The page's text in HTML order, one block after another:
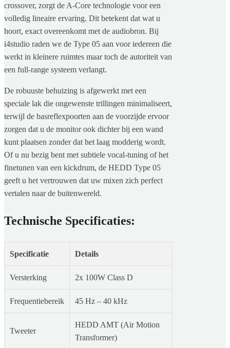
crossover, zorgt de A-Core technologie voor een
volledig lineaire ervaring. Dit betekent dat wat u
hoort, exact overeenkomt met de audiobron. Bij
i4studio raden we de Type 05 aan voor iedereen die
werkt in kleinere ruimtes maar toch de autoriteit van
een full-range systeem verlangt.
De robuuste behuizing is afgewerkt met een
speciale lak die ongewenste trillingen minimaliseert,
terwijl de basreflexpoorten aan de voorzijde ervoor
zorgen dat u de monitor ook dichter bij een wand
kunt plaatsen zonder dat het laag modderig wordt.
Of u nu bezig bent met subtiele vocal-tuning of het
finetunen van een kickdrum, de HEDD Type 05
geeft u het vertrouwen dat uw mixen zich perfect
vertalen naar de buitenwereld.
Technische Specificaties:
Specificatie Details
Versterking 2x 100W Class D
Frequentiebereik 45 Hz – 40 kHz
Tweeter
HEDD AMT (Air Motion
Transformer)